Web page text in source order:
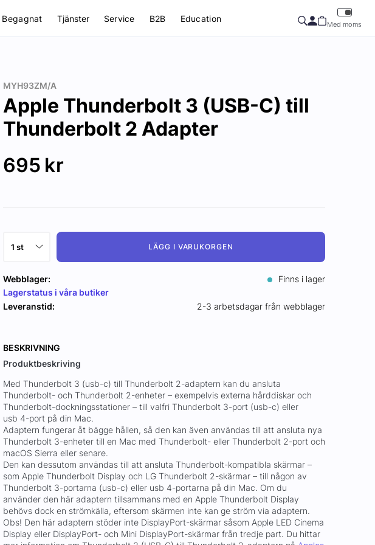
Begagnat Tjänster Service B2B Education
Med moms
MYH93ZM/A
Apple Thunderbolt 3 (USB-C) till
Thunderbolt 2 Adapter
695 kr
LÄGG I VARUKORGEN
Webblager:
Finns i lager
Lagerstatus i våra butiker
Leveranstid:
2-3 arbetsdagar från webblager
BESKRIVNING
Produktbeskriving
Med Thunderbolt 3 (usb-c) till Thunderbolt 2-adaptern kan du ansluta
Thunderbolt- och Thunderbolt 2-enheter – exempelvis externa hårddiskar och
Thunderbolt-dockningsstationer – till valfri Thunderbolt 3-port (usb-c) eller
usb 4-port på din Mac.
Adaptern fungerar åt bägge hållen, så den kan även användas till att ansluta nya
Thunderbolt 3-enheter till en Mac med Thunderbolt- eller Thunderbolt 2-port och
macOS Sierra eller senare.
Den kan dessutom användas till att ansluta Thunderbolt-kompatibla skärmar –
som Apple Thunderbolt Display och LG Thunderbolt 2-skärmar – till någon av
Thunderbolt 3-portarna (usb-c) eller usb 4-portarna på din Mac. Om du
använder den här adaptern tillsammans med en Apple Thunderbolt Display
behövs dock en strömkälla, eftersom skärmen inte kan ge ström via adaptern.
Obs! Den här adaptern stöder inte DisplayPort-skärmar såsom Apple LED Cinema
Display eller DisplayPort- och Mini DisplayPort-skärmar från tredje part. Du hittar